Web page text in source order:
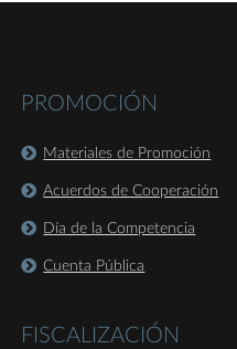
PROMOCIÓN
Materiales de Promoción
Acuerdos de Cooperación
Día de la Competencia
Cuenta Pública
FISCALIZACIÓN